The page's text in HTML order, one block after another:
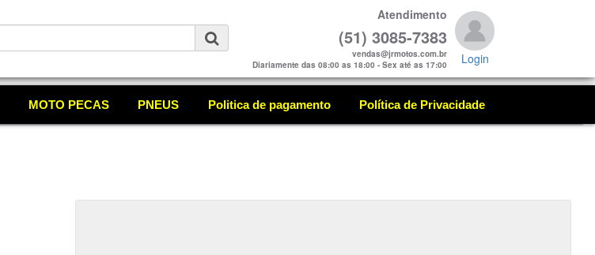
Atendimento
(51) 3085-7383
vendas@jrmotos.com.br
Diariamente das 08:00 as 18:00 - Sex até as 17:00
Login
MOTO PECAS PNEUS Politica de pagamento Política de Privacidade